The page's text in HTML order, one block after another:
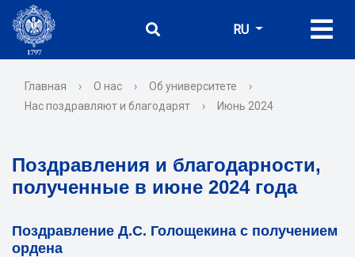
RU
Главная › О нас › Об университете
›
Нас поздравляют и благодарят
› Июнь 2024
Поздравления и благодарности,
полученные в июне 2024 года
Поздравление Д.С. Голощекина с получением
ордена